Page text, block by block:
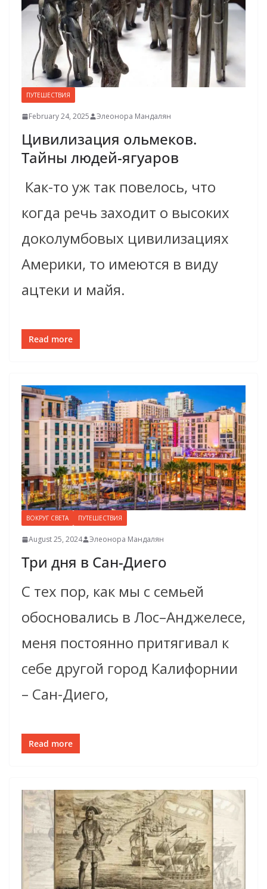
ПУТЕШЕСТВИЯ
February 24, 2025 Элеонора Мандалян
Цивилизация ольмеков.
Тайны людей-ягуаров
Как-то уж так повелось, что
когда речь заходит о высоких
доколумбовых цивилизациях
Америки, то имеются в виду
ацтеки и майя.
Read more
ВОКРУГ СВЕТА ПУТЕШЕСТВИЯ
August 25, 2024 Элеонора Мандалян
Три дня в Сан-Диего
С тех пор, как мы с семьей
обосновались в Лос–­Анджелесе,
меня постоянно притягивал к
себе другой город Калифорнии
– Сан-Диего,
Read more